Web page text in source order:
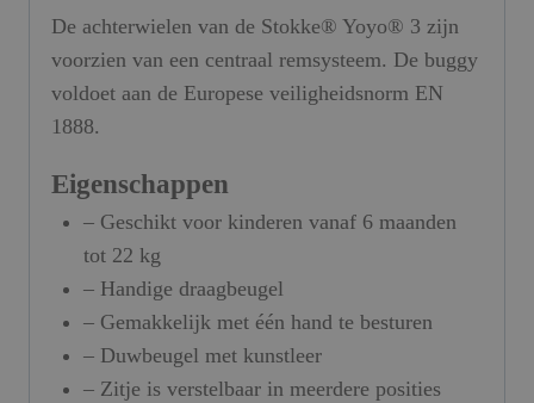
De achterwielen van de Stokke® Yoyo® 3 zijn
voorzien van een centraal remsysteem. De buggy
voldoet aan de Europese veiligheidsnorm EN
1888.
Eigenschappen
– Geschikt voor kinderen vanaf 6 maanden
tot 22 kg
– Handige draagbeugel
– Gemakkelijk met één hand te besturen
– Duwbeugel met kunstleer
– Zitje is verstelbaar in meerdere posities